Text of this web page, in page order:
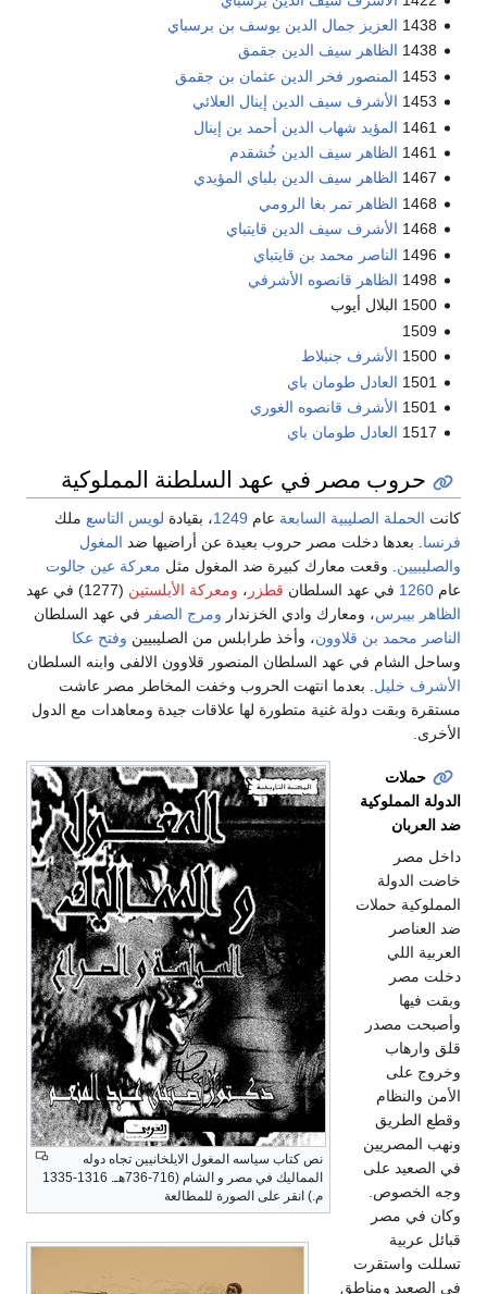
1438 العزيز جمال الدين يوسف بن برسباي
1438 الظاهر سيف الدين جقمق
1453 المنصور فخر الدين عثمان بن جقمق
1453 الأشرف سيف الدين إينال العلائي
1461 المؤيد شهاب الدين أحمد بن إينال
1461 الظاهر سيف الدين خُشقدم
1467 الظاهر سيف الدين بلباي المؤيدي
1468 الظاهر تمر بغا الرومي
1468 الأشرف سيف الدين قايتباي
1496 الناصر محمد بن قايتباي
1498 الظاهر قانصوه الأشرفي
1500 البلال أيوب
1509
1500 الأشرف جنبلاط
1501 العادل طومان باي
1501 الأشرف قانصوه الغوري
1517 العادل طومان باي
حروب مصر في عهد السلطنة المملوكية
كانت الحملة الصليبية السابعة عام 1249، بقيادة لويس التاسع ملك
فرنسا. بعدها دخلت مصر حروب بعيدة عن أراضيها ضد المغول
والصليبيين. وقعت معارك كبيرة ضد المغول مثل معركة عين جالوت
عام 1260 في عهد السلطان قطزر ، ومعركة الأبلستين (1277) في عهد
الظاهر بيبرس، ومعارك وادي الخزندار ومرج الصفر في عهد السلطان
الناصر محمد بن قلاوون، وأخذ طرابلس من الصليبيين وفتح عكا
وساحل الشام في عهد السلطان المنصور قلاوون الالفى وابنه السلطان
الأشرف خليل. بعدما انتهت الحروب وخفت المخاطر مصر عاشت
مستقرة وبقت دولة غنية متطورة لها علاقات جيدة ومعاهدات مع الدول
الأخرى.
نص كتاب سياسه المغول الايلخانيين تجاه دوله
المماليك في مصر و الشام (716-736هـ. 1316-1335
م.) انقر على الصورة للمطالعة
حملات
الدولة المملوكية
ضد العربان
داخل مصر
خاضت الدولة
المملوكية حملات
ضد العناصر
العربية اللي
دخلت مصر
وبقت فيها
وأصبحت مصدر
قلق وارهاب
وخروج على
الأمن والنظام
وقطع الطريق
ونهب المصريين
في الصعيد على
وجه الخصوص.
وكان في مصر
قبائل عربية
تسللت واستقرت
في الصعيد ومناطق